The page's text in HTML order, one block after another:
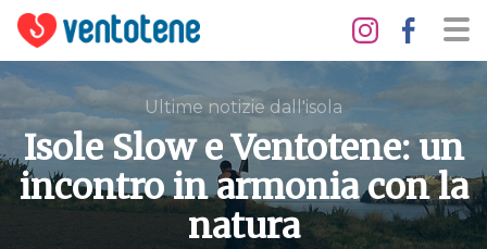
Ultime notizie dall'isola
Isole Slow e Ventotene: un
incontro in armonia con la
natura